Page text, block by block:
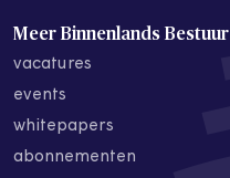
Meer Binnenlands Bestuur
vacatures
events
whitepapers
abonnementen